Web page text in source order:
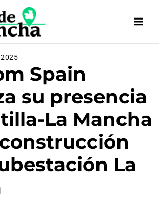
Spain
su presencia
La Mancha
La